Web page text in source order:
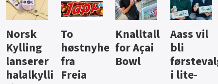
Knalltall
for Açai
Bowl
Aass vil
bli
førstevalg
i lite-
Brus og
jus fra
Berentsen
Hard
iste fra
Hansa